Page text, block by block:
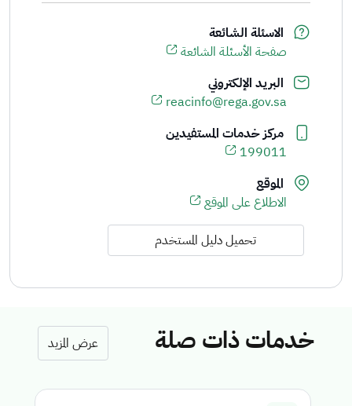
الاسئلة الشائعة
صفحة الأسئلة الشائعة
البريد الإلكتروني
reacinfo@rega.gov.sa
مركز خدمات المستفيدين
199011
الموقع
الاطلاع على الموقع
تحميل دليل المستخدم
خدمات ذات صلة عرض المزيد